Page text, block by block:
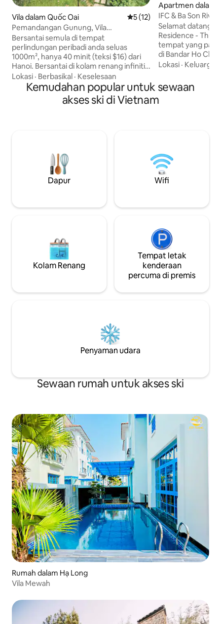
Vila dalam Quốc Oai Penarafan purata 5
5 (12)
Pemandangan Gunung, Vila
Persendirian 3 Bilik Tidur HN, Kolam
Renang Infiniti
Bersantai semula di tempat
perlindungan peribadi anda seluas
1000m², hanya 40 minit (teksi $16) dari
Hanoi. Bersantai di kolam renang infiniti
mata air semula jadi bebas bahan kimia
dengan pemandangan gunung
panorama & Bar Kolam Renang. Nikmati
kehidupan desa yang penuh jiwa: bisikan
Pengering & Wi-Fi Pantas ​Katil
King/Queen untuk tidur yang
menyegarkan ​Tempat perlindungan
yang tenang untuk penyembuhan
anda bermula di sini.
Lokasi · Berbasikal · Keselesaan
Apartmen dalam
y
IFC & Ba Son
View 4 Bilik Tidur
Selamat datang
Residence - Thu
tempat yang
di Bandar Ho Chi
MEWAH - 4 bilik
persendirian
sungai dan
waktu malam, di
Son, sangat
pelancongan,
Lokasi · Keluarga
Kemudahan popular untuk sewaan
akses ski di Vietnam
Dapur Wifi
Kolam Renang
Tempat letak
kenderaan
percuma di premis
Penyaman udara
Sewaan rumah untuk akses ski
Rumah dalam Hạ Long
Vila Mewah